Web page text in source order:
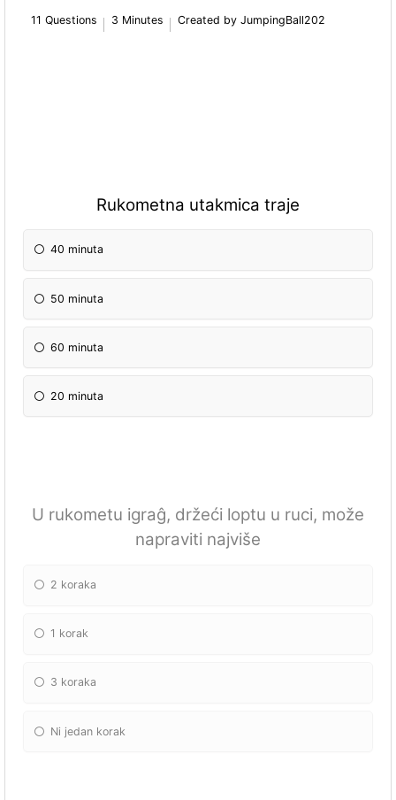
11 Questions 3 Minutes Created by JumpingBall202
Rukometna utakmica traje
40 minuta
50 minuta
60 minuta
20 minuta
U rukometu igraĝ, držeći loptu u ruci, može
napraviti najviše
2 koraka
1 korak
3 koraka
Ni jedan korak